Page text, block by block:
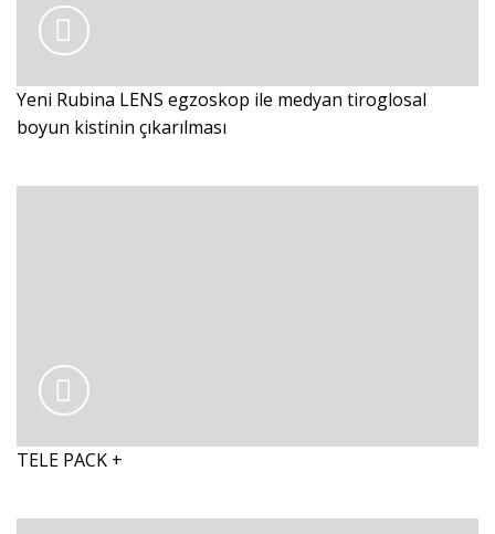
Yeni Rubina LENS egzoskop ile medyan tiroglosal
boyun kistinin çıkarılması
TELE PACK +